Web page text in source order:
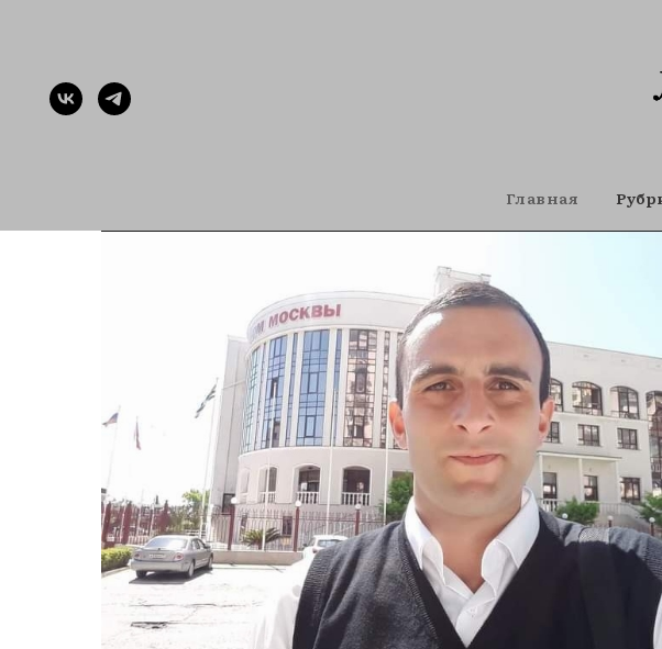
Главная